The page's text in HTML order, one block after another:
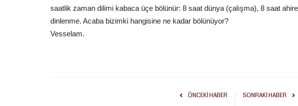
saatlik zaman dilimi kabaca üçe bölünür: 8 saat dünya (çalışma), 8 saat
dinlenme. Acaba bizimki hangisine ne kadar bölünüyor?
Vesselam.
ÖNCEKI HABER SONRAKI HABER